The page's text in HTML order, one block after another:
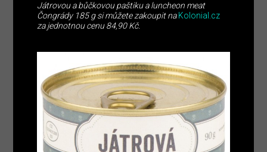
Játrovou a bůčkovou paštiku a luncheon meat
Čongrády 185 g si můžete zakoupit naKolonial.cz
za jednotnou cenu 84,90 Kč.